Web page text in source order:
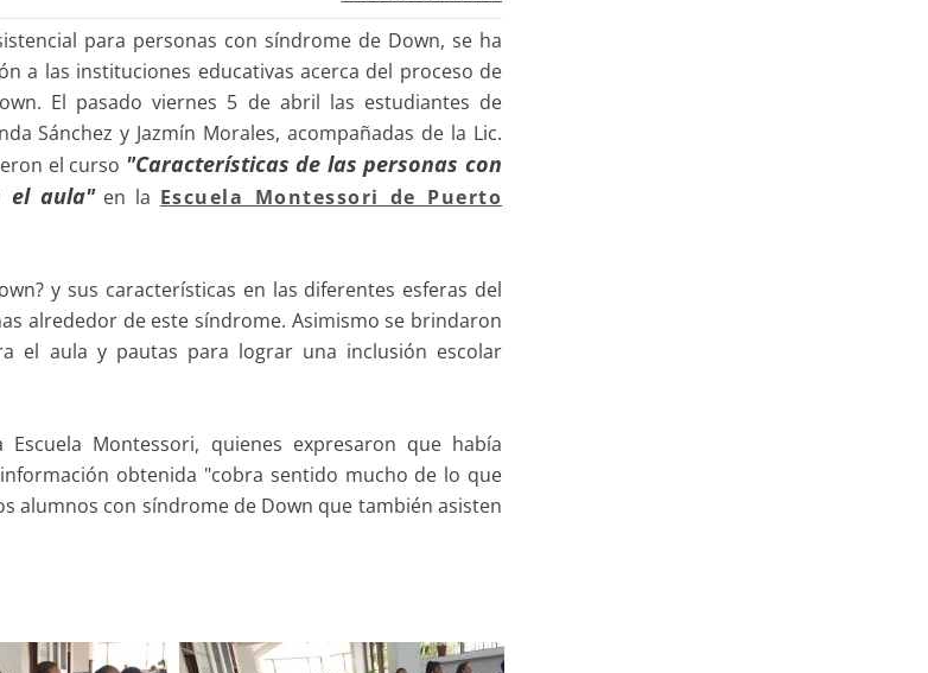
para personas con síndrome de Down, se ha
a las instituciones educativas acerca del proceso de
El pasado viernes 5 de abril las estudiantes de
Sánchez y Jazmín Morales, acompañadas de la Lic.
el curso "Características de las personas con
el aula"en la Escuela Montessori de Puerto
y sus características en las diferentes esferas del
alrededor de este síndrome. Asimismo se brindaron
el aula y pautas para lograr una inclusión escolar
Montessori, quienes expresaron que había
obtenida "cobra sentido mucho de lo que
alumnos con síndrome de Down que también asisten